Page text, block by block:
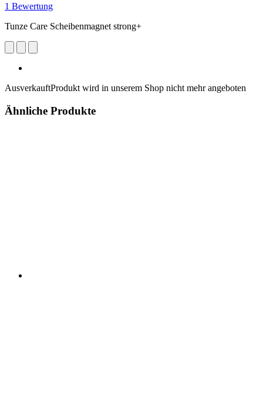
1 Bewertung
Tunze Care Scheibenmagnet strong+
AusverkauftProdukt wird in unserem Shop nicht mehr angeboten
Ähnliche Produkte